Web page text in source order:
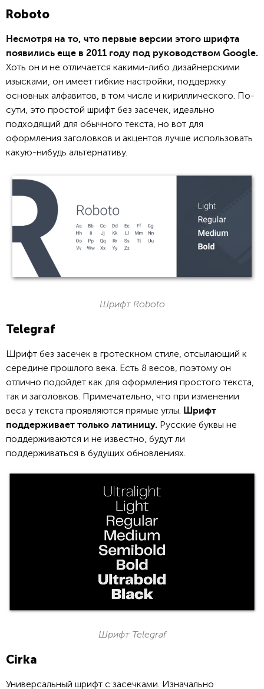
Roboto
Несмотря на то, что первые версии этого шрифта
появились еще в 2011 году под руководством Google.
Хоть он и не отличается какими-либо дизайнерскими
изысками, он имеет гибкие настройки, поддержку
основных алфавитов, в том числе и кириллического. По-
сути, это простой шрифт без засечек, идеально
подходящий для обычного текста, но вот для
оформления заголовков и акцентов лучше использовать
какую-нибудь альтернативу.
Шрифт Roboto
Telegraf
Шрифт без засечек в гротескном стиле, отсылающий к
середине прошлого века. Есть 8 весов, поэтому он
отлично подойдет как для оформления простого текста,
так и заголовков. Примечательно, что при изменении
веса у текста проявляются прямые углы.
Шрифт
поддерживает только латиницу. Русские буквы не
поддерживаются и не известно, будут ли
поддерживаться в будущих обновлениях.
Шрифт Telegraf
Cirka
Универсальный шрифт с засечками. Изначально